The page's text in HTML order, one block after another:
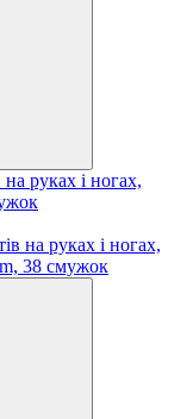
на руках і ногах,